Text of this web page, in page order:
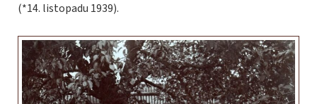
(*14. listopadu 1939).